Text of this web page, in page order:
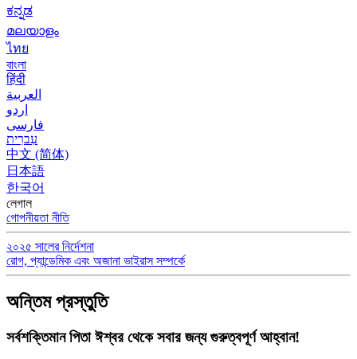
ಕನ್ನಡ
മലയാളം
ไทย
বাংলা
हिंदी
العربية
اردو
فارسی
עִברִית
中文 (简体)
日本語
한국어
লেগাল
গোপনীয়তা নীতি
২০২৫ সালের নির্দেশনা
রোগ, প্যান্ডেমিক এবং অজানা ভাইরাস সম্পর্কে
অন্তিম প্রস্তুতি
সর্বশক্তিমান পিতা ঈশ্বর থেকে সবার জন্য গুরুত্বপূর্ণ আহ্বান!